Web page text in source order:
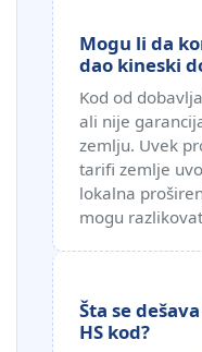
Mogu li da
dao kineski
Kod od
ali nije
zemlju. Uvek
tarifi zemlje
lokalna
mogu
Šta se
HS kod?